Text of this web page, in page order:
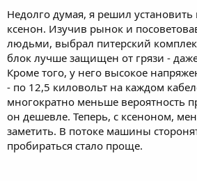
Недолго думая, я решил установить
ксенон. Изучив рынок и
людьми, выбрал питерский
блок лучше защищен от грязи -
Кроме того, у него высокое
- по 12,5 киловольт на каждом
многократно меньше вероятность
он дешевле. Теперь, с ксеноном,
заметить. В потоке машины
пробираться стало проще.